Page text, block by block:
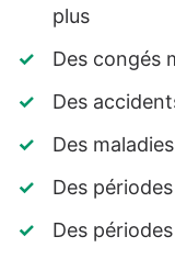
plus
Des congés
Des
Des
Des
Des